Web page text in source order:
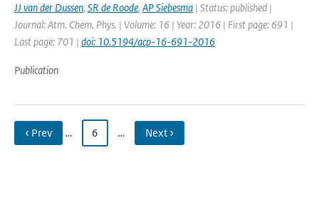
JJ van der Dussen, SR de Roode, AP Siebesma | Status: published |
Journal: Atm. Chem. Phys. | Volume: 16 | Year: 2016 | First page: 691 |
Last page: 701 | doi: 10.5194/acp-16-691-2016
Publication
‹ Prev … 6 … Next ›